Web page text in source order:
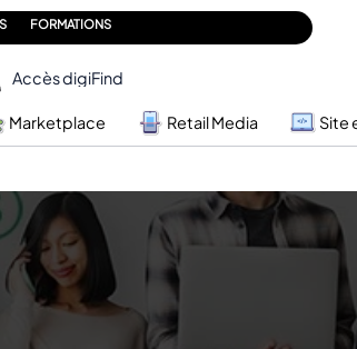
FORMATIONS
Accès digiFind
Marketplace Retail Media Site